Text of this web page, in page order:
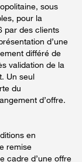
sous
pour la
par des clients
d’une
différé de
validation de la
Un seul
du
d’offre.
en
remise
cadre d’une offre